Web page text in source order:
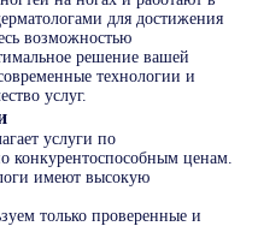
для достижения
возможностью
решение вашей
технологии и
услуг.
услуги по
конкурентоспособным ценам.
имеют высокую
только проверенные и